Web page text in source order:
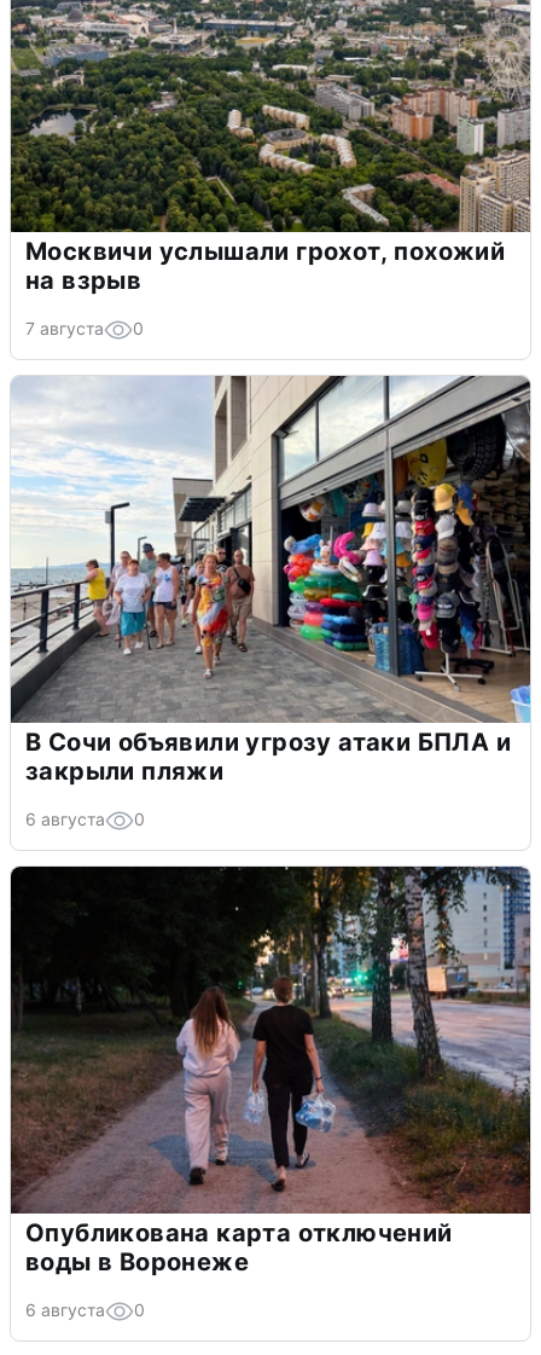
Москвичи услышали грохот, похожий
на взрыв
7 августа 0
В Сочи объявили угрозу атаки БПЛА и
закрыли пляжи
6 августа 0
Опубликована карта отключений
воды в Воронеже
6 августа 0